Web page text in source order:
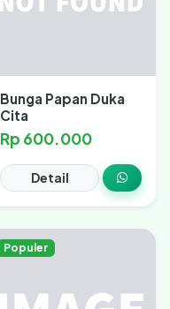
Bunga Papan Duka
Cita
Rp 600.000
Detail
Populer